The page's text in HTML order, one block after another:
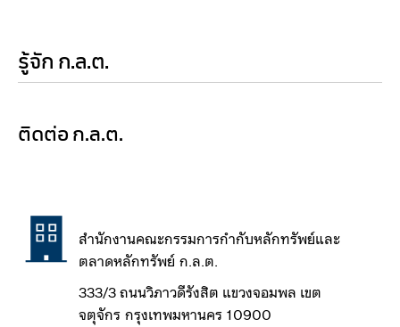
รู้จัก ก.ล.ต.
ติดต่อ ก.ล.ต.​​
สำนักงานคณะกรรมการกำกับหลักทรัพย์และ
ตลาดหลักทรัพย์ ​​​ก.ล.ต.
333/3 ถนนวิภาวดีรังสิต แขวงจอมพล เขต
จตุจักรกรุงเทพมหานคร 10900